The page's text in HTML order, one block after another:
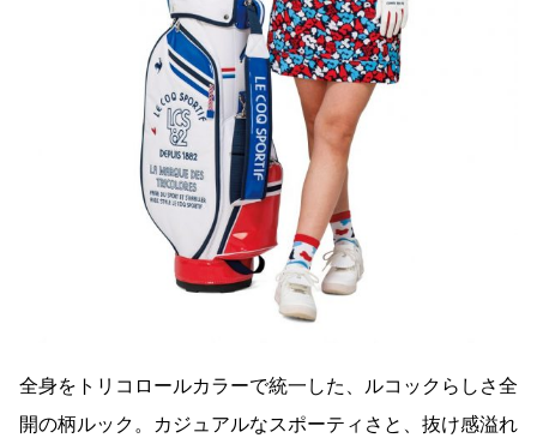
全身をトリコロールカラーで統一した、ルコックらしさ全
開の柄ルック。カジュアルなスポーティさと、抜け感溢れ